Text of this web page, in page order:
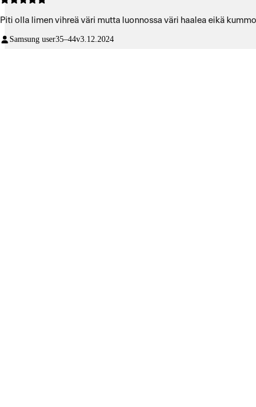
Piti olla limen vihreä väri mutta luonnossa väri haalea eikä
Samsung user35–44v3.12.2024